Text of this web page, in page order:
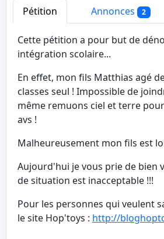
Pétition Annonces 2
Cette pétition a pour but de
intégration scolaire...
En effet, mon fils Matthias agé
classes seul ! Impossible de
même remuons ciel et terre
avs !
Malheureusement mon fils est
Aujourd'hui je vous prie de
de situation est inacceptable !!!
Pour les personnes qui veulent
le site Hop'toys : http://